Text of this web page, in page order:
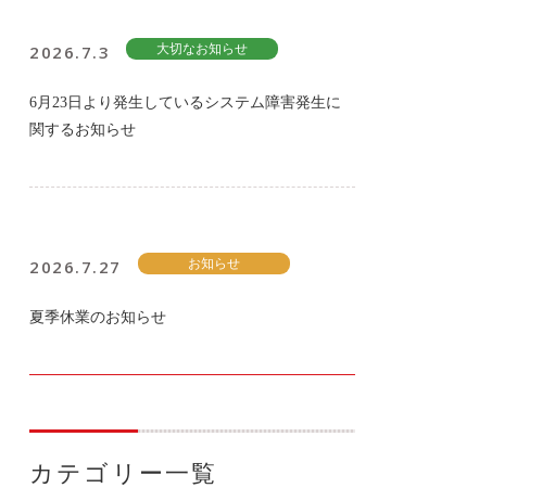
2026.7.3 大切なお知らせ
6月23日より発生しているシステム障害発生に
関するお知らせ
2026.7.27 お知らせ
夏季休業のお知らせ
カテゴリー一覧